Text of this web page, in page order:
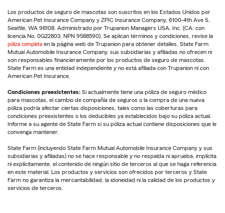
Los productos de seguro de mascotas son suscritos en los Estados Unidos por
American Pet Insurance Company y ZPIC Insurance Company, 6100-4th Ave S,
Seattle, WA 98108. Administrado por Trupanion Managers USA, Inc. (CA: con
licencia No. 0G22803, NPN 9588590). Se aplican términos y condiciones, revise la
póliza completa en la página web de Trupanion para obtener detalles. State Farm
Mutual Automobile Insurance Company, sus subsidiarias y afiliadas no ofrecen ni
son responsables financieramente por los productos de seguro de mascotas.
State Farm es una entidad independiente y no está afiliada con Trupanion ni con
American Pet Insurance.
Condiciones preexistentes: Si actualmente tiene una póliza de seguro médico
para mascotas, el cambio de compañía de seguros o la compra de una nueva
póliza podría afectar ciertas disposiciones, tales como las coberturas para
condiciones preexistentes o los deducibles ya establecidos bajo su póliza actual.
Informe a su agente de State Farm si su póliza actual contiene disposiciones que le
convenga mantener.
State Farm (incluyendo State Farm Mutual Automobile Insurance Company y sus
subsidiarias y afiliadas) no se hace responsable y no respalda ni aprueba, implícita
ni explícitamente, el contenido de ningún sitio de terceros al que se haga referencia
en este material. Los productos y servicios son ofrecidos por terceros y State
Farm no garantiza la mercantabilidad, la idoneidad ni la calidad de los productos y
servicios de terceros.